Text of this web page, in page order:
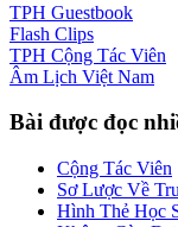
TPH Guestbook
Flash Clips
TPH Cộng Tác Viên
Âm Lịch Việt Nam
Bài được đọc
Cộng Tác Viên
Sơ Lược Về
Hình Thẻ Học